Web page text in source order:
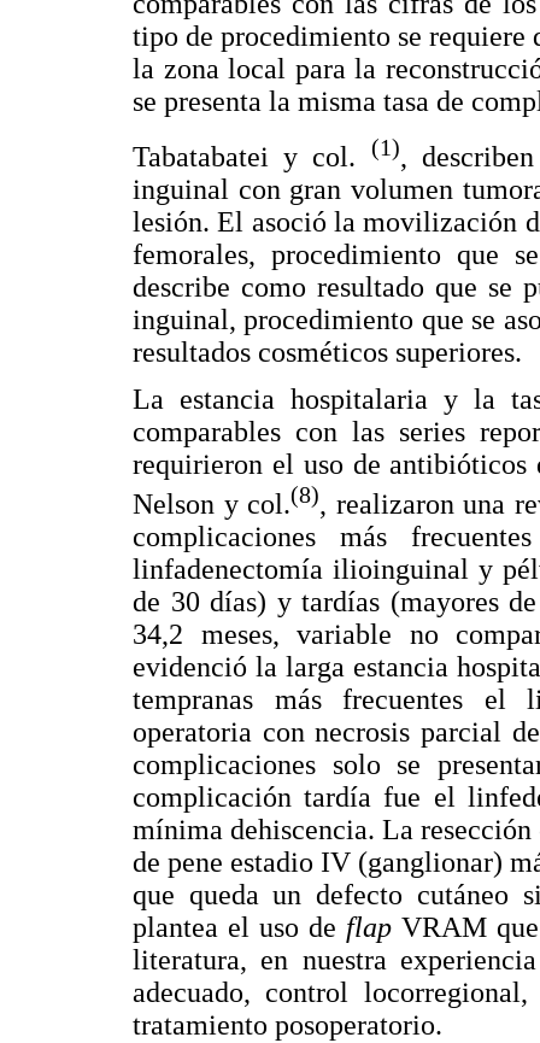
tipo de procedimiento se
la zona local para la
se presenta la misma tasa de
Tabatabatei y col.
(1),
inguinal con gran volumen
lesión. El asoció la movilización
femorales, procedimiento que
describe como resultado que se
inguinal, procedimiento que se
resultados cosméticos superiores.
La estancia hospitalaria y la
comparables con las series
requirieron el uso de antibióticos
Nelson y col.(8), realizaron una
complicaciones más
linfadenectomía ilioinguinal y
de 30 días) y tardías (mayores
34,2 meses, variable no
evidenció la larga estancia
tempranas más frecuentes
operatoria con necrosis parcial
complicaciones solo se
complicación tardía fue el
mínima dehiscencia. La
de pene estadio IV (ganglionar)
que queda un defecto cutáneo
plantea el uso de flapVRAM que
literatura, en nuestra
adecuado, control
tratamiento posoperatorio.